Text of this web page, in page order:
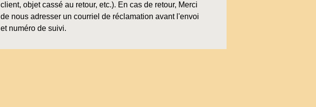
client, objet cassé au retour, etc.). En cas de retour, Merci
de nous adresser un courriel de réclamation avant l'envoi
et numéro de suivi.